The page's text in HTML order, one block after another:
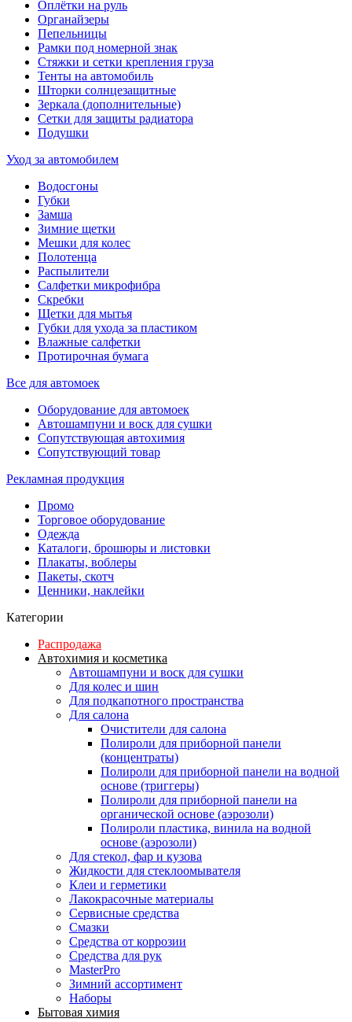
Оплётки на руль
Органайзеры
Пепельницы
Рамки под номерной знак
Стяжки и сетки крепления груза
Тенты на автомобиль
Шторки солнцезащитные
Зеркала (дополнительные)
Сетки для защиты радиатора
Подушки
Уход за автомобилем
Водосгоны
Губки
Замша
Зимние щетки
Мешки для колес
Полотенца
Распылители
Салфетки микрофибра
Скребки
Щетки для мытья
Губки для ухода за пластиком
Влажные салфетки
Протирочная бумага
Все для автомоек
Оборудование для автомоек
Автошампуни и воск для сушки
Сопутствующая автохимия
Сопутствующий товар
Рекламная продукция
Промо
Торговое оборудование
Одежда
Каталоги, брошюры и листовки
Плакаты, воблеры
Пакеты, скотч
Ценники, наклейки
Категории
Распродажа
Автохимия и косметика
Автошампуни и воск для сушки
Для колес и шин
Для подкапотного пространства
Для салона
Очистители для салона
Полироли для приборной панели
(концентраты)
Полироли для приборной панели на водной
основе (триггеры)
Полироли для приборной панели на
органической основе (аэрозоли)
Полироли пластика, винила на водной
основе (аэрозоли)
Для стекол, фар и кузова
Жидкости для стеклоомывателя
Клеи и герметики
Лакокрасочные материалы
Сервисные средства
Смазки
Средства от коррозии
Средства для рук
MasterPro
Зимний ассортимент
Наборы
Бытовая химия